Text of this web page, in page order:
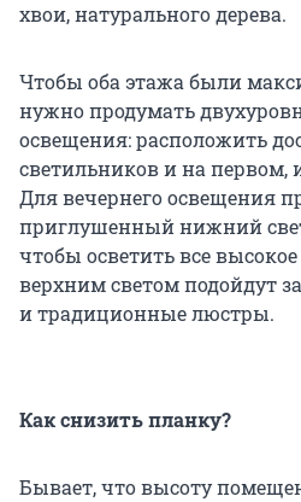
хвои, натурального дерева.
Чтобы оба этажа были
нужно продумать
освещения: расположить
светильников и на первом,
Для вечернего освещения
приглушенный нижний
чтобы осветить все
верхним светом подойдут
и традиционные люстры.
Как снизить планку?
Бывает, что высоту